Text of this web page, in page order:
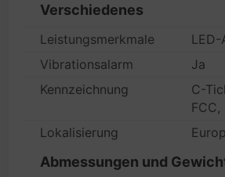
Verschiedenes
Leistungsmerkmale
LED-
Vibrationsalarm
Ja
Kennzeichnung
C-
FCC,
Lokalisierung
Abmessungen und